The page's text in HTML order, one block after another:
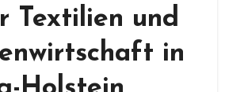
Textilien und
in